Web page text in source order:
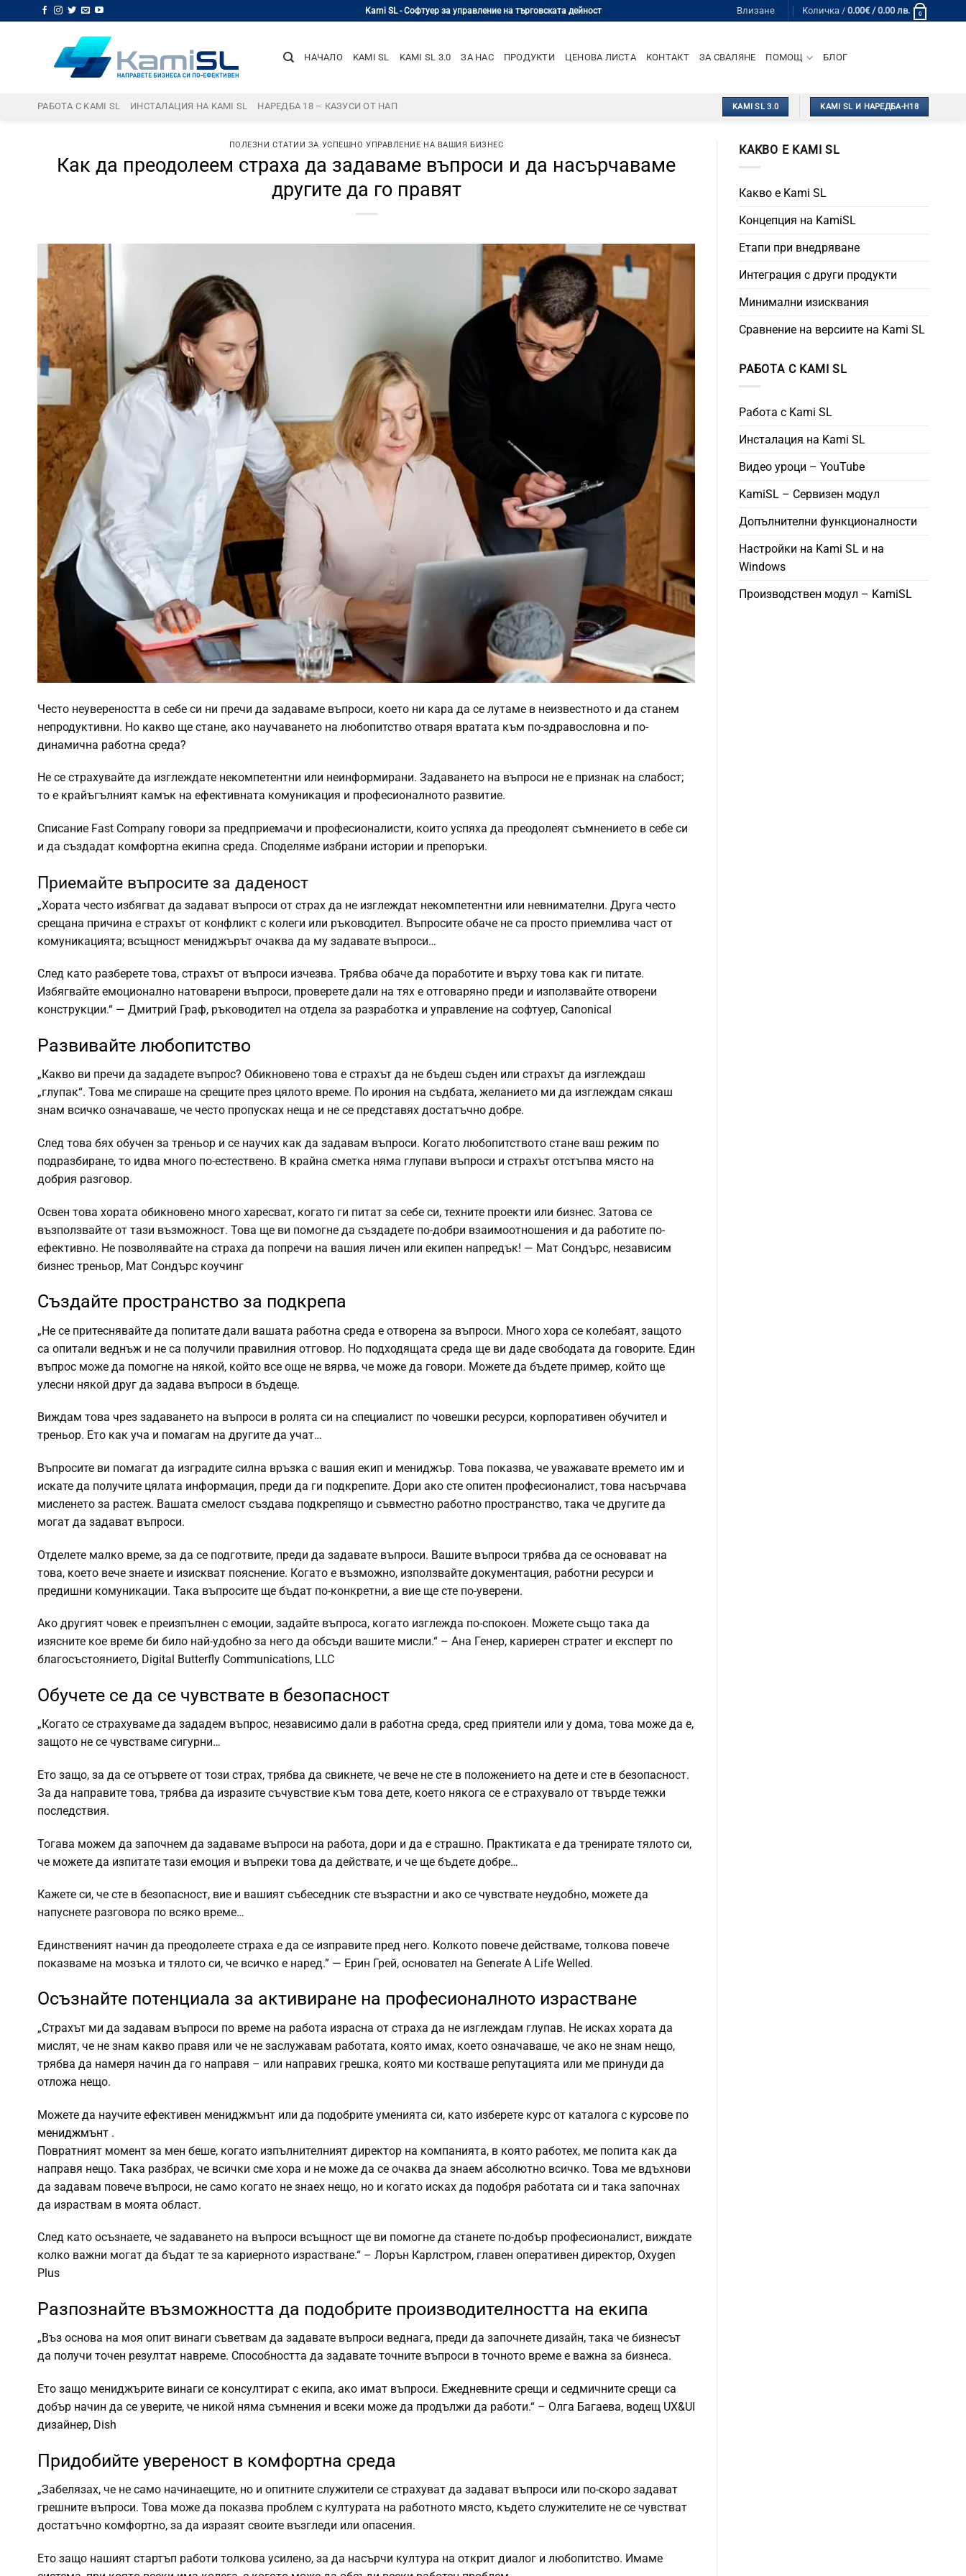
to
Kami SL - Софтуер за управление на търговската дейност Влизане Количка / 0.00€/ 0.00 лв. 0
НАЧАЛО KAMI SL KAMI SL 3.0 ЗА НАС ПРОДУКТИ ЦЕНОВА ЛИСТА КОНТАКТ ЗА СВАЛЯНЕ ПОМОЩ БЛОГ
РАБОТА С KAMI SL ИНСТАЛАЦИЯ НА KAMI SL НАРЕДБА 18 – КАЗУСИ ОТ НАП KAMI SL 3.0 KAMI SL И НАРЕДБА-Н18
ПОЛЕЗНИ СТАТИИ ЗА УСПЕШНО УПРАВЛЕНИЕ НА ВАШИЯ БИЗНЕС
Как да преодолеем страха да задаваме въпроси и да насърчаваме
другите да го правят
Често неувереността в себе си ни пречи да задаваме въпроси, което ни кара да се лутаме в неизвестното и да станем
непродуктивни. Но какво ще стане, ако научаването на любопитство отваря вратата към по-здравословна и по-
динамична работна среда?
Не се страхувайте да изглеждате некомпетентни или неинформирани. Задаването на въпроси не е признак на слабост;
то е крайъгълният камък на ефективната комуникация и професионалното развитие.
Списание Fast Company говори за предприемачи и професионалисти, които успяха да преодолеят съмнението в себе си
и да създадат комфортна екипна среда. Споделяме избрани истории и препоръки.
Приемайте въпросите за даденост
„Хората често избягват да задават въпроси от страх да не изглеждат некомпетентни или невнимателни. Друга често
срещана причина е страхът от конфликт с колеги или ръководител. Въпросите обаче не са просто приемлива част от
комуникацията; всъщност мениджърът очаква да му задавате въпроси…
След като разберете това, страхът от въпроси изчезва. Трябва обаче да поработите и върху това как ги питате.
Избягвайте емоционално натоварени въпроси, проверете дали на тях е отговаряно преди и използвайте отворени
конструкции.“ — Дмитрий Граф, ръководител на отдела за разработка и управление на софтуер, Canonical
Развивайте любопитство
„Какво ви пречи да зададете въпрос? Обикновено това е страхът да не бъдеш съден или страхът да изглеждаш
„глупак“. Това ме спираше на срещите през цялото време. По ирония на съдбата, желанието ми да изглеждам сякаш
знам всичко означаваше, че често пропусках неща и не се представях достатъчно добре.
След това бях обучен за треньор и се научих как да задавам въпроси. Когато любопитството стане ваш режим по
подразбиране, то идва много по-естествено. В крайна сметка няма глупави въпроси и страхът отстъпва място на
добрия разговор.
Освен това хората обикновено много харесват, когато ги питат за себе си, техните проекти или бизнес. Затова се
възползвайте от тази възможност. Това ще ви помогне да създадете по-добри взаимоотношения и да работите по-
ефективно. Не позволявайте на страха да попречи на вашия личен или екипен напредък! — Мат Сондърс, независим
бизнес треньор, Мат Сондърс коучинг
Създайте пространство за подкрепа
„Не се притеснявайте да попитате дали вашата работна среда е отворена за въпроси. Много хора се колебаят, защото
са опитали веднъж и не са получили правилния отговор. Но подходящата среда ще ви даде свободата да говорите. Един
въпрос може да помогне на някой, който все още не вярва, че може да говори. Можете да бъдете пример, който ще
улесни някой друг да задава въпроси в бъдеще.
Виждам това чрез задаването на въпроси в ролята си на специалист по човешки ресурси, корпоративен обучител и
треньор. Ето как уча и помагам на другите да учат…
Въпросите ви помагат да изградите силна връзка с вашия екип и мениджър. Това показва, че уважавате времето им и
искате да получите цялата информация, преди да ги подкрепите. Дори ако сте опитен професионалист, това насърчава
мисленето за растеж. Вашата смелост създава подкрепящо и съвместно работно пространство, така че другите да
могат да задават въпроси.
Отделете малко време, за да се подготвите, преди да задавате въпроси. Вашите въпроси трябва да се основават на
това, което вече знаете и изискват пояснение. Когато е възможно, използвайте документация, работни ресурси и
предишни комуникации. Така въпросите ще бъдат по-конкретни, а вие ще сте по-уверени.
Ако другият човек е преизпълнен с емоции, задайте въпроса, когато изглежда по-спокоен. Можете също така да
изясните кое време би било най-удобно за него да обсъди вашите мисли.“ – Ана Генер, кариерен стратег и експерт по
благосъстоянието, Digital Butterfly Communications, LLC
Обучете се да се чувствате в безопасност
„Когато се страхуваме да зададем въпрос, независимо дали в работна среда, сред приятели или у дома, това може да е,
защото не се чувстваме сигурни…
Ето защо, за да се отървете от този страх, трябва да свикнете, че вече не сте в положението на дете и сте в безопасност.
За да направите това, трябва да изразите съчувствие към това дете, което някога се е страхувало от твърде тежки
последствия.
Тогава можем да започнем да задаваме въпроси на работа, дори и да е страшно. Практиката е да тренирате тялото си,
че можете да изпитате тази емоция и въпреки това да действате, и че ще бъдете добре…
Кажете си, че сте в безопасност, вие и вашият събеседник сте възрастни и ако се чувствате неудобно, можете да
напуснете разговора по всяко време…
Единственият начин да преодолеете страха е да се изправите пред него. Колкото повече действаме, толкова повече
показваме на мозъка и тялото си, че всичко е наред.” — Ерин Грей, основател на Generate A Life Welled.
Осъзнайте потенциала за активиране на професионалното израстване
„Страхът ми да задавам въпроси по време на работа израсна от страха да не изглеждам глупав. Не исках хората да
мислят, че не знам какво правя или че не заслужавам работата, която имах, което означаваше, че ако не знам нещо,
трябва да намеря начин да го направя – или направих грешка, която ми костваше репутацията или ме принуди да
отложа нещо.
Можете да научите ефективен мениджмънт или да подобрите уменията си, като изберете курс от каталога с курсове по
мениджмънт .
Повратният момент за мен беше, когато изпълнителният директор на компанията, в която работех, ме попита как да
направя нещо. Така разбрах, че всички сме хора и не може да се очаква да знаем абсолютно всичко. Това ме вдъхнови
да задавам повече въпроси, не само когато не знаех нещо, но и когато исках да подобря работата си и така започнах
да израствам в моята област.
След като осъзнаете, че задаването на въпроси всъщност ще ви помогне да станете по-добър професионалист, виждате
колко важни могат да бъдат те за кариерното израстване.“ – Лорън Карлстром, главен оперативен директор, Oxygen
Plus
Разпознайте възможността да подобрите производителността на екипа
„Въз основа на моя опит винаги съветвам да задавате въпроси веднага, преди да започнете дизайн, така че бизнесът
да получи точен резултат навреме. Способността да задавате точните въпроси в точното време е важна за бизнеса.
Ето защо мениджърите винаги се консултират с екипа, ако имат въпроси. Ежедневните срещи и седмичните срещи са
добър начин да се уверите, че никой няма съмнения и всеки може да продължи да работи.“ – Олга Багаева, водещ UX&UI
дизайнер, Dish
Придобийте увереност в комфортна среда
„Забелязах, че не само начинаещите, но и опитните служители се страхуват да задават въпроси или по-скоро задават
грешните въпроси. Това може да показва проблем с културата на работното място, където служителите не се чувстват
достатъчно комфортно, за да изразят своите възгледи или опасения.
Ето защо нашият стартъп работи толкова усилено, за да насърчи култура на открит диалог и любопитство. Имаме
КАКВО Е KAMI SL
Какво е Kami SL
Концепция на KamiSL
Етапи при внедряване
Интеграция с други продукти
Минимални изисквания
Сравнение на версиите на Kami SL
РАБОТА С KAMI SL
Работа с Kami SL
Инсталация на Kami SL
Видео уроци – YouTube
KamiSL – Сервизен модул
Допълнителни функционалности
Настройки на Kami SL и на
Windows
Производствен модул – KamiSL